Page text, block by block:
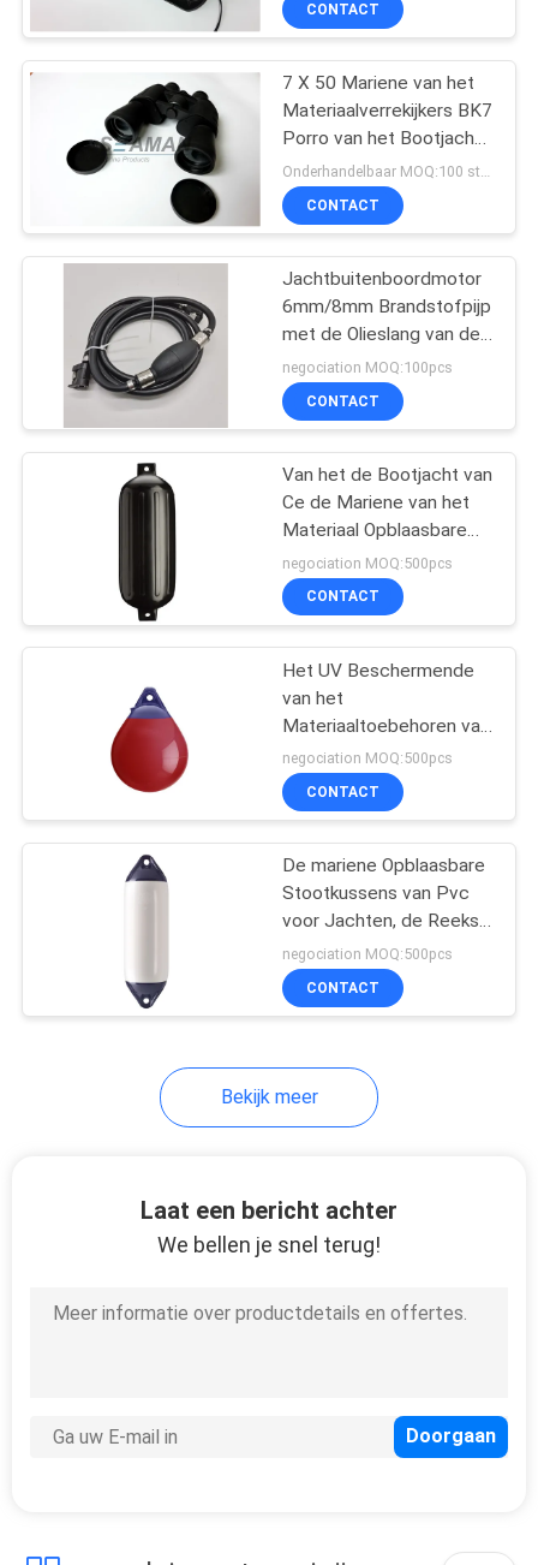
De Ladder van de
bootveiligheid
8
het reddingsvest
van de watersport
16
Reddingsboeiring
opblaasbaar
reddingsvlot
Mariene
dekgereedschappen
CONTACT
7 X 50 Mariene van het
Materiaalverrekijkers BK7
Porro van het Bootjacht
het Prismaws Reeksen
CONTACT
Jachtbuitenboordmotor
6mm/8mm Brandstofpijp
met de Olieslang van de
Handpomp met
Schakelaar
negociation MOQ:100pcs
CONTACT
Van het de Bootjacht van
Ce de Mariene van het
Materiaal Opblaasbare
pvc van de het
Stootkussenboei Reeks
G
negociation MOQ:500pcs
CONTACT
Het UV Beschermende
van het
Materiaaltoebehoren van
het Bootjacht
Stootkussen van het de
Boeijacht Mariene een
negociation MOQ:500pcs
CONTACT
De mariene Opblaasbare
Stootkussens van Pvc
voor Jachten, de Reeks
F van het
Vissersbootstootkussen
negociation MOQ:500pcs
CONTACT
Bekijk meer
Laat een bericht achter
We bellen je snel terug!